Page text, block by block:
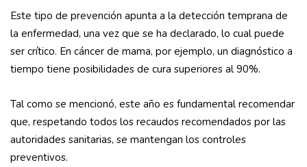
Este tipo de prevención apunta a la detección temprana de
la enfermedad, una vez que se ha declarado, lo cual puede
ser crítico. En cáncer de mama, por ejemplo, un diagnóstico a
tiempo tiene posibilidades de cura superiores al 90%.
Tal como se mencionó, este año es fundamental recomendar
que, respetando todos los recaudos recomendados por las
autoridades sanitarias, se mantengan los controles
preventivos.